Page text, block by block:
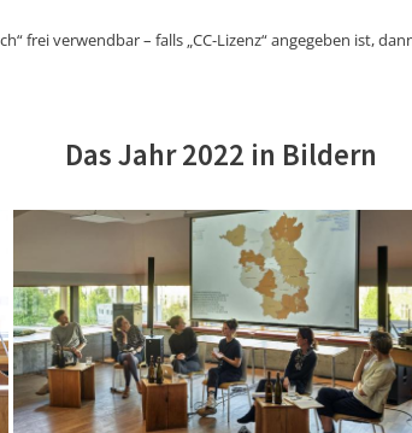
frei verwendbar – falls „CC-Lizenz“ angegeben ist,
Das Jahr 2022 in Bildern